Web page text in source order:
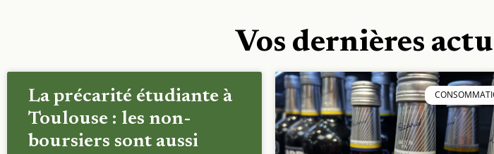
Vos dernières
La précarité étudiante à
Toulouse : les non-
boursiers sont aussi